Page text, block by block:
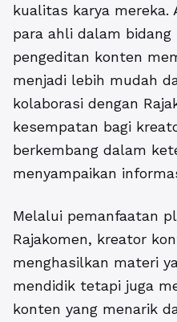
kualitas karya mereka.
para ahli dalam bidang
pengeditan konten
menjadi lebih mudah
kolaborasi dengan
kesempatan bagi
berkembang dalam
menyampaikan
Melalui pemanfaatan
Rajakomen, kreator
menghasilkan materi
mendidik tetapi juga
konten yang menarik